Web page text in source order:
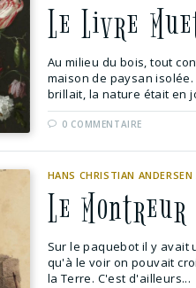
Le Livre
Au milieu du bois, tout
maison de paysan
brillait, la nature était en
0 COMMENTAIRE
HANS CHRISTIAN ANDERSEN
Le
Sur le paquebot il y avait
qu'à le voir on pouvait
la Terre. C'est d'ailleurs...